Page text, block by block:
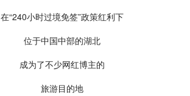
在“240小时过境免签”政策红利下
位于中国中部的湖北
成为了不少网红博主的
旅游目的地